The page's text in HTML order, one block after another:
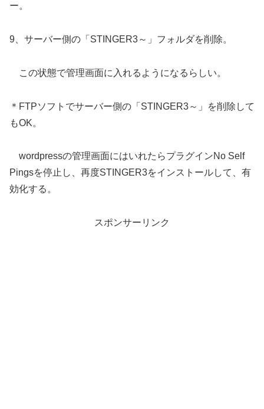
ー。
9、サーバー側の「STINGER3～」フォルダを削除。
この状態で管理画面に入れるようになるらしい。
＊FTPソフトでサーバー側の「STINGER3～」を削除して
もOK。
wordpressの管理画面にはいれたらプラグインNo Self
Pingsを停止し、再度STINGER3をインストールして、有
効化する。
スポンサーリンク